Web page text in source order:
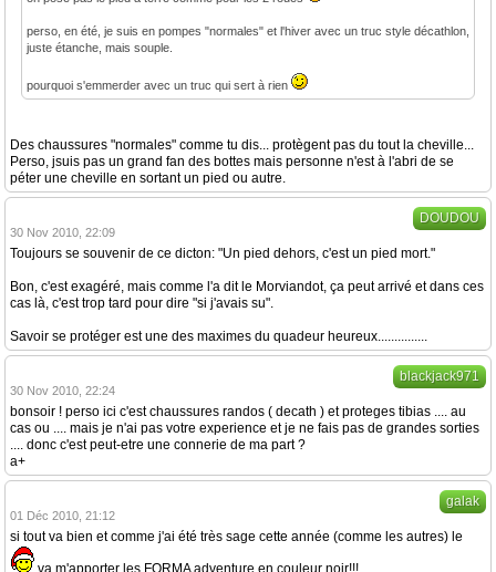
perso, en été, je suis en pompes "normales" et l'hiver avec un truc style décathlon,
juste étanche, mais souple.
pourquoi s'emmerder avec un truc qui sert à rien
Des chaussures "normales" comme tu dis... protègent pas du tout la cheville...
Perso, jsuis pas un grand fan des bottes mais personne n'est à l'abri de se
péter une cheville en sortant un pied ou autre.
DOUDOU
30 Nov 2010, 22:09
Toujours se souvenir de ce dicton: "Un pied dehors, c'est un pied mort."
Bon, c'est exagéré, mais comme l'a dit le Morviandot, ça peut arrivé et dans ces
cas là, c'est trop tard pour dire "si j'avais su".
Savoir se protéger est une des maximes du quadeur heureux...............
blackjack971
30 Nov 2010, 22:24
bonsoir ! perso ici c'est chaussures randos ( decath ) et proteges tibias .... au
cas ou .... mais je n'ai pas votre experience et je ne fais pas de grandes sorties
.... donc c'est peut-etre une connerie de ma part ?
a+
galak
01 Déc 2010, 21:12
si tout va bien et comme j'ai été très sage cette année (comme les autres) le
va m'apporter les FORMA adventure en couleur noir!!!